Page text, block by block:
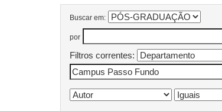
Buscar em:
por
Filtros correntes: